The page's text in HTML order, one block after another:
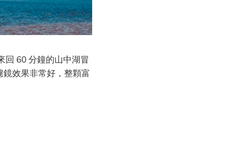
回 60 分鐘的山中湖冒
效果非常好，整顆富